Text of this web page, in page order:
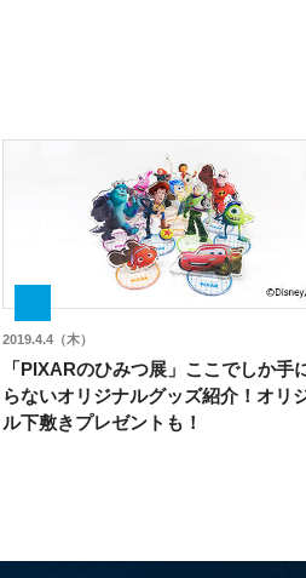
2019.4.4（木）
「PIXARのひみつ展」ここでしか手
らないオリジナルグッズ紹介！オリ
ル下敷きプレゼントも！